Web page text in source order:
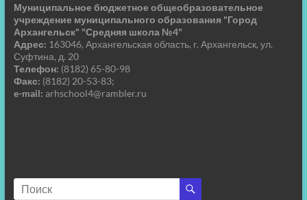
Муниципальное бюджетное общеобразовательное
учреждение муниципального образования "Город
Архангельск" "Средняя школа №4"
Адрес: 163046, Архангельская область, г. Архангельск, ул.
Суфтина, д. 20
Телефон: (8182) 65-80-98
Факс: (8182) 20-53-83;
e-mail: arhschool4@rambler.ru